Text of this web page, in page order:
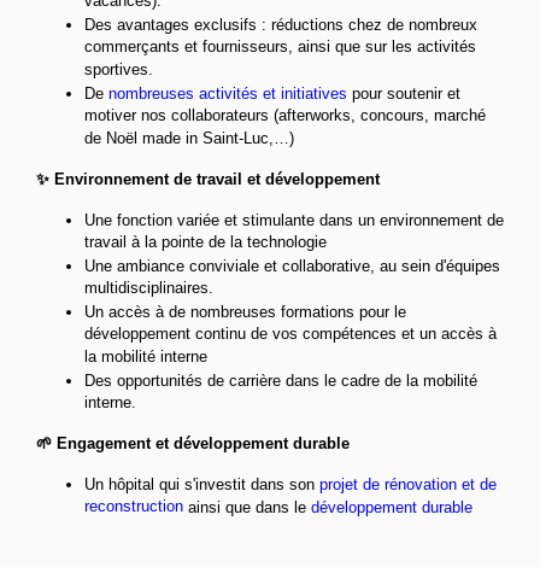
Des avantages exclusifs : réductions chez de nombreux
commerçants et fournisseurs, ainsi que sur les activités
sportives.
De nombreuses activités et initiatives pour soutenir et
motiver nos collaborateurs (afterworks, concours, marché
de Noël made in Saint-Luc,…)
✨ Environnement de travail et développement
Une fonction variée et stimulante dans un environnement de
travail à la pointe de la technologie
Une ambiance conviviale et collaborative, au sein d'équipes
multidisciplinaires.
Un accès à de nombreuses formations pour le
développement continu de vos compétences et un accès à
la mobilité interne
Des opportunités de carrière dans le cadre de la mobilité
interne.
🌱 Engagement et développement durable
Un hôpital qui s'investit dans son projet de rénovation et de
reconstruction ainsi que dans le développement durable